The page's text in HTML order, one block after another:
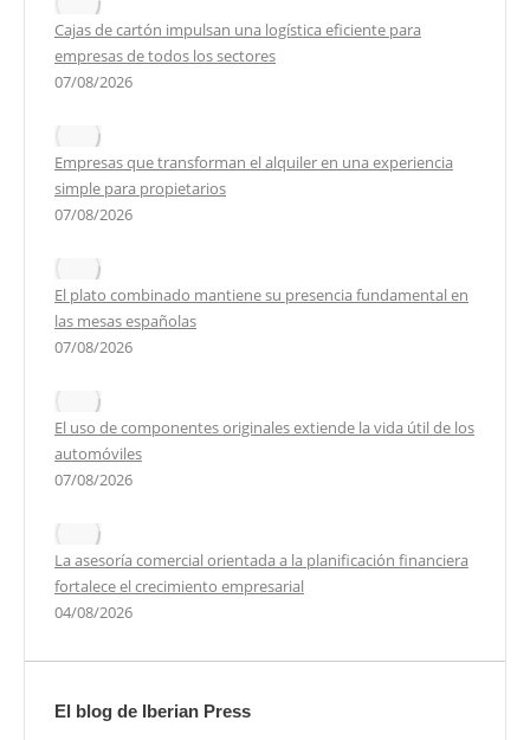
Cajas de cartón impulsan una logística eficiente para
empresas de todos los sectores
07/08/2026
Empresas que transforman el alquiler en una experiencia
simple para propietarios
07/08/2026
El plato combinado mantiene su presencia fundamental en
las mesas españolas
07/08/2026
El uso de componentes originales extiende la vida útil de los
automóviles
07/08/2026
La asesoría comercial orientada a la planificación financiera
fortalece el crecimiento empresarial
04/08/2026
El blog de Iberian Press